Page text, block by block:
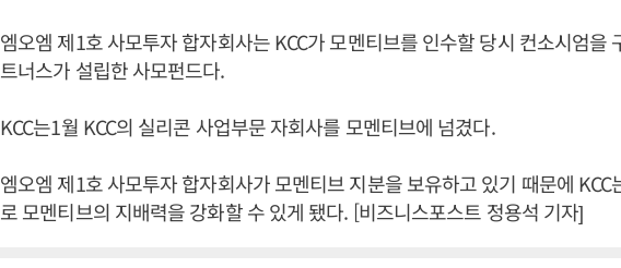
엠오엠 제1호 사모투자 합자회사는 KCC가 모멘티브를 인수할 당시 컨소시엄을
트너스가 설립한 사모펀드다.
KCC는1월 KCC의 실리콘 사업부문 자회사를 모멘티브에 넘겼다.
엠오엠 제1호 사모투자 합자회사가 모멘티브 지분을 보유하고 있기 때문에 KCC
로 모멘티브의 지배력을 강화할 수 있게 됐다. [비즈니스포스트 정용석 기자]